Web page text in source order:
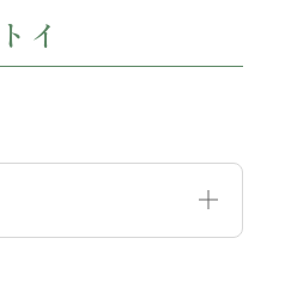
イ